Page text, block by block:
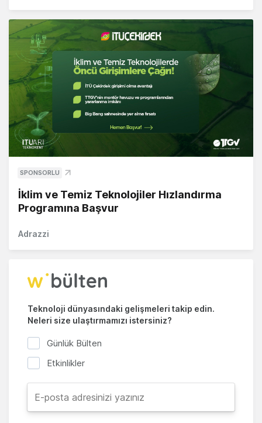
SPONSORLU
İklim ve Temiz Teknolojiler Hızlandırma
Programına Başvur
Adrazzi
Teknoloji dünyasındaki gelişmeleri takip edin.
Neleri size ulaştırmamızı istersiniz?
Günlük Bülten
Etkinlikler